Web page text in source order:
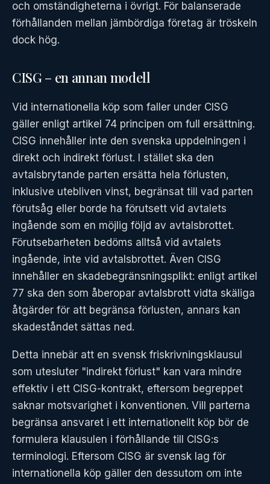
och omständigheterna i övrigt. För balanserade
förhållanden mellan jämbördiga företag är tröskeln
dock hög.
CISG – en annan modell
Vid internationella köp som faller under CISG
gäller enligt artikel 74 principen om full ersättning.
CISG innehåller inte den svenska uppdelningen i
direkt och indirekt förlust. I stället ska den
avtalsbrytande parten ersätta hela förlusten,
inklusive utebliven vinst, begränsat till vad parten
förutsåg eller borde ha förutsett vid avtalets
ingående som en möjlig följd av avtalsbrottet.
Förutsebarheten bedöms alltså vid avtalets
ingående, inte vid avtalsbrottet. Även CISG
innehåller en skadebegränsningsplikt: enligt artikel
77 ska den som åberopar avtalsbrott vidta skäliga
åtgärder för att begränsa förlusten, annars kan
skadeståndet sättas ned.
Detta innebär att en svensk friskrivningsklausul
som utesluter "indirekt förlust" kan vara mindre
effektiv i ett CISG-kontrakt, eftersom begreppet
saknar motsvarighet i konventionen. Vill parterna
begränsa ansvaret i ett internationellt köp bör de
formulera klausulen i förhållande till CISG:s
terminologi. Eftersom CISG är svensk lag för
internationella köp gäller den dessutom om inte